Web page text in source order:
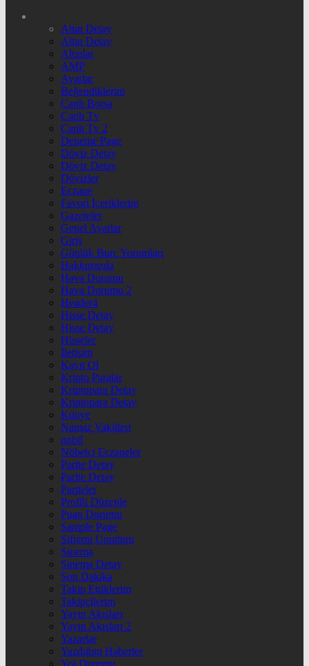
Altın Detay
Altın Detay
Altınlar
AMP
Ayarlar
Beğendiklerim
Canlı Borsa
Canlı Tv
Canlı Tv 2
Deneme Page
Döviz Detay
Döviz Detay
Dövizler
Eczane
Favori İçeriklerim
Gazeteler
Genel Ayarlar
Giriş
Günlük Burç Yorumları
Hakkımızda
Hava Durumu
Hava Durumu 2
Header4
Hisse Detay
Hisse Detay
Hisseler
İletişim
Kayıt Ol
Kripto Paralar
Kriptopara Detay
Kriptopara Detay
Künye
Namaz Vakitleri
nnbil
Nöbetçi Eczaneler
Parite Detay
Parite Detay
Pariteler
Profili Düzenle
Puan Durumu
Sample Page
Şifremi Unuttum
Sinema
Sinema Detay
Son Dakika
Takip Ettiklerim
Takipçilerim
Yayın Akışları
Yayın Akışları 2
Yazarlar
Yazdığım Haberler